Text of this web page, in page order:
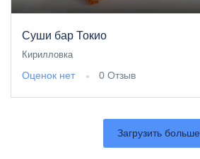
Суши бар Токио
Кирилловка
Оценок нет 0 Отзыв
Загрузить больше